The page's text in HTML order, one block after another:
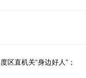
区直机关“身边好人”；